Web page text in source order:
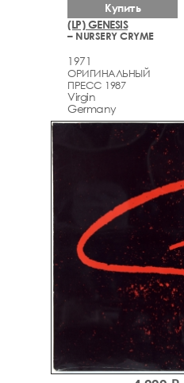
(LP) GENESIS
– NURSERY CRYME
1971
ОРИГИНАЛЬНЫЙ
ПРЕСС 1987
Virgin
Germany
Купить